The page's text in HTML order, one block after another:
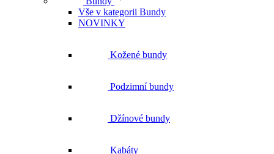
Vše v kategorii Bundy
NOVINKY
Kožené bundy
Podzimní bundy
Džínové bundy
Kabáty